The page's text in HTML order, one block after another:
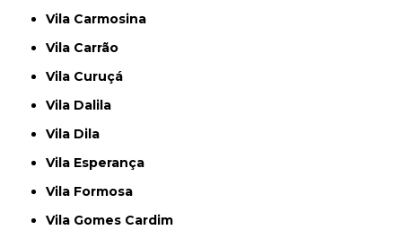
Vila Carmosina
Vila Carrão
Vila Curuçá
Vila Dalila
Vila Dila
Vila Esperança
Vila Formosa
Vila Gomes Cardim